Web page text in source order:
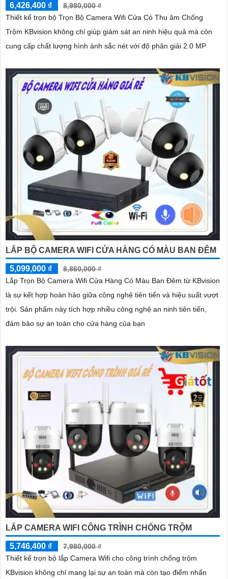
6,426,400 ₫
8,980,000 ₫
Thiết kế trọn bộ Trọn Bộ Camera Wifi Cửa Có Thu âm Chống
Trộm KBvision không chỉ giúp giám sát an ninh hiệu quả mà còn
cung cấp chất lượng hình ảnh sắc nét với độ phân giải 2.0 MP
LẮP BỘ CAMERA WIFI CỬA HÀNG CÓ MÀU BAN ĐÊM
5,099,000 ₫
8,860,000 ₫
Lắp Trọn Bộ Camera Wifi Cửa Hàng Có Màu Ban Đêm từ KBvision
là sự kết hợp hoàn hảo giữa công nghệ tiên tiến và hiệu suất vượt
trội. Sản phẩm này tích hợp nhiều công nghệ an ninh tiên tiến,
đảm bảo sự an toàn cho cửa hàng của bạn
LẮP CAMERA WIFI CÔNG TRÌNH CHỐNG TRỘM
5,746,400 ₫
7,980,000 ₫
Thiết kế trọn bộ lắp Camera Wifi cho công trình chống trộm
KBvision không chỉ mang lại sự an toàn mà còn tạo điểm nhấn